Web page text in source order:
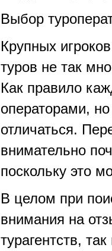
Выбор
Крупных
туров не так
Как правило
операторами,
отличаться.
внимательно
поскольку это
В целом при
внимания на
турагентств,